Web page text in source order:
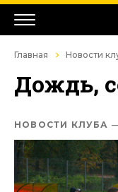
Главная Новости
Дождь,
НОВОСТИ КЛУБА